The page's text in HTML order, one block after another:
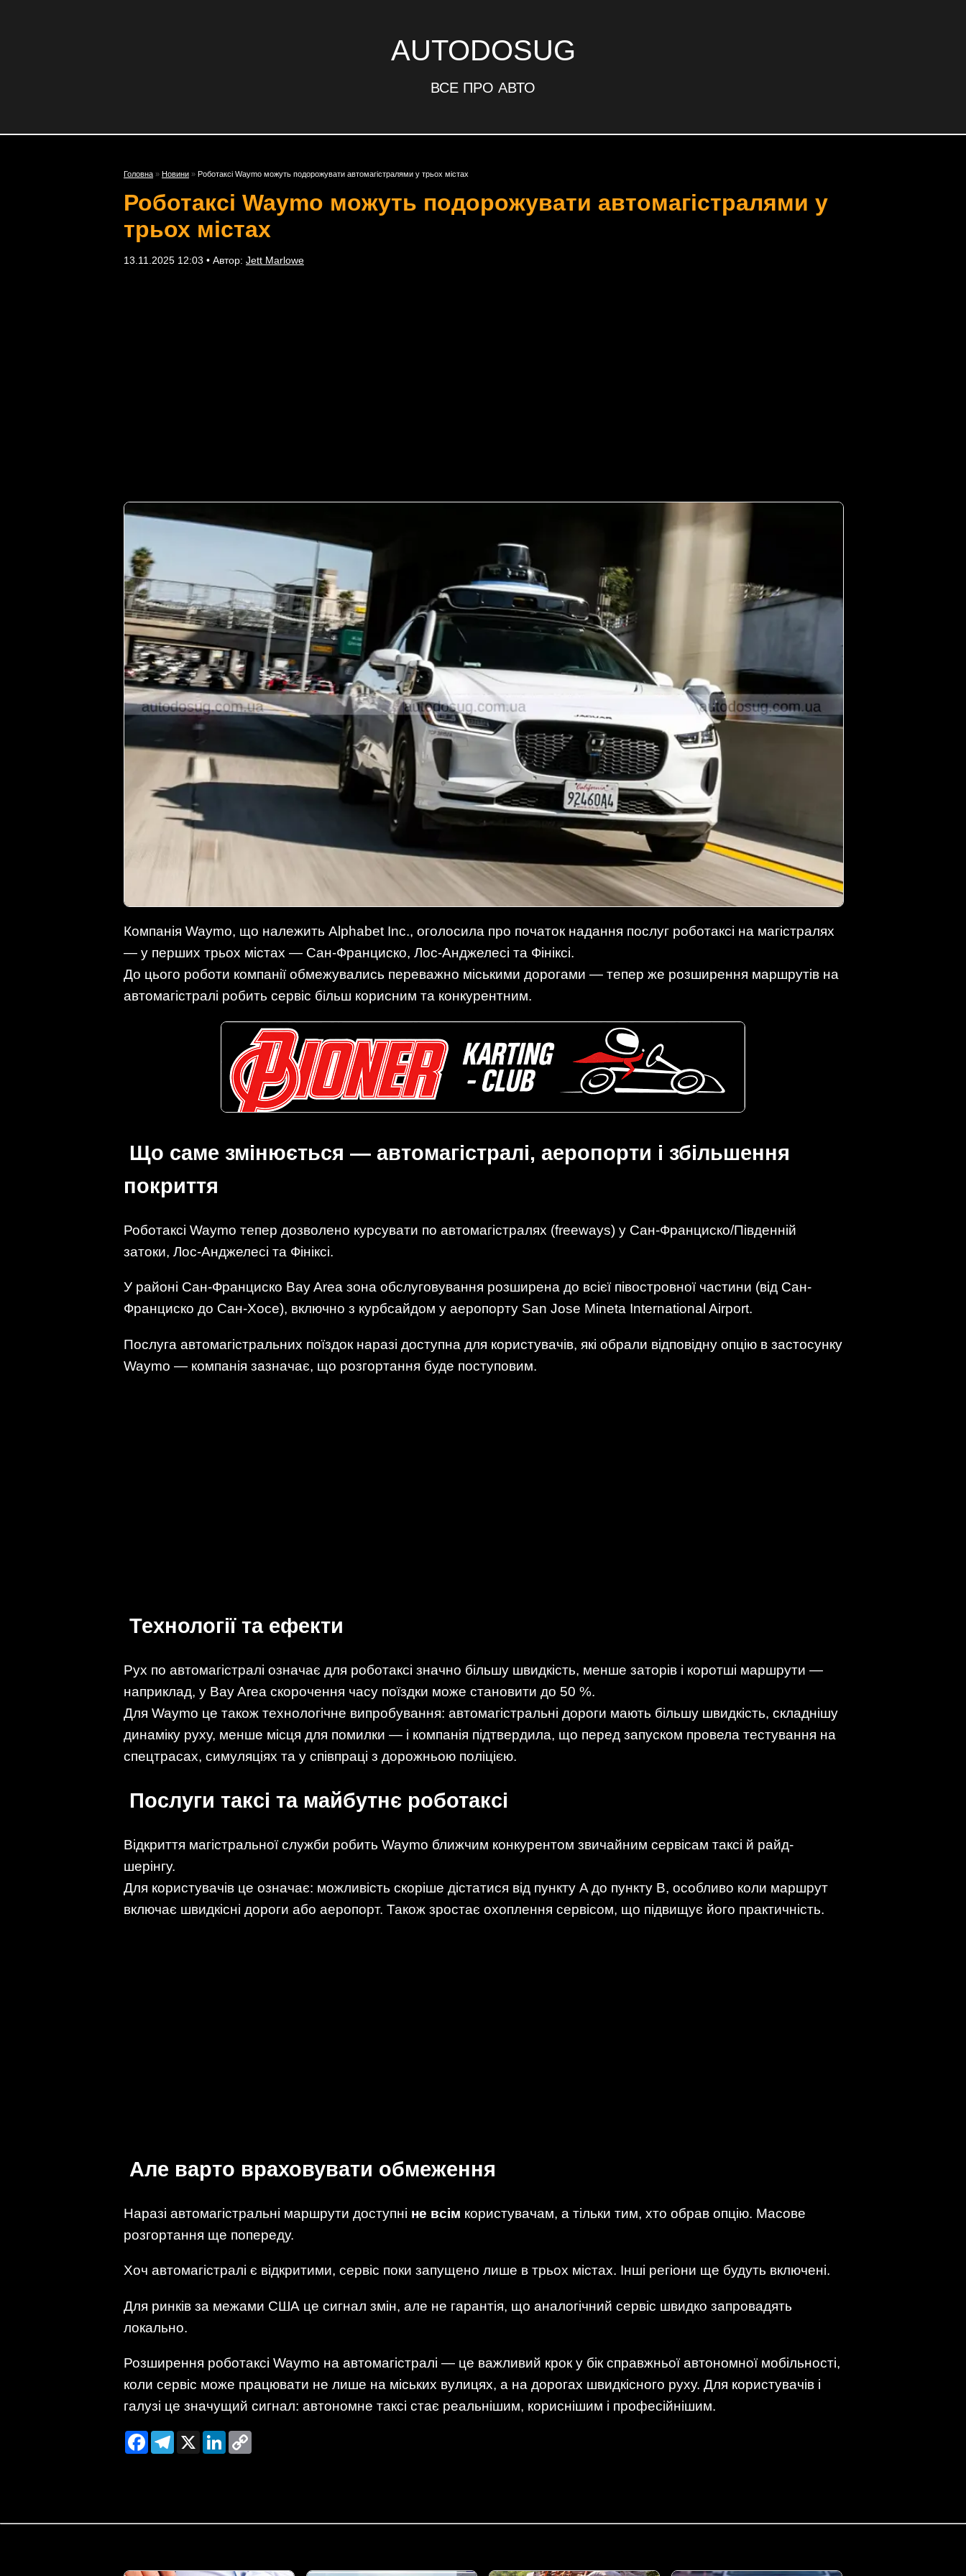
AUTODOSUG
ВСЕ ПРО АВТО
Головна » Новини » Роботаксі Waymo можуть подорожувати автомагістралями у трьох містах
Роботаксі Waymo можуть подорожувати автомагістралями у
трьох містах
13.11.2025 12:03 • Автор: Jett Marlowe
Компанія Waymo, що належить Alphabet Inc., оголосила про початок надання послуг роботаксі на магістралях
— у перших трьох містах — Сан-Франциско, Лос-Анджелесі та Фініксі.
До цього роботи компанії обмежувались переважно міськими дорогами — тепер же розширення маршрутів на
автомагістралі робить сервіс більш корисним та конкурентним.
Що саме змінюється — автомагістралі, аеропорти і збільшення
покриття
Роботаксі Waymo тепер дозволено курсувати по автомагістралях (freeways) у Сан-Франциско/Південній
затоки, Лос-Анджелесі та Фініксі.
У районі Сан-Франциско Bay Area зона обслуговування розширена до всієї півостровної частини (від Сан-
Франциско до Сан-Хосе), включно з курбсайдом у аеропорту San Jose Mineta International Airport.
Послуга автомагістральних поїздок наразі доступна для користувачів, які обрали відповідну опцію в застосунку
Waymo — компанія зазначає, що розгортання буде поступовим.
Технології та ефекти
Рух по автомагістралі означає для роботаксі значно більшу швидкість, менше заторів і коротші маршрути —
наприклад, у Bay Area скорочення часу поїздки може становити до 50 %.
Для Waymo це також технологічне випробування: автомагістральні дороги мають більшу швидкість, складнішу
динаміку руху, менше місця для помилки — і компанія підтвердила, що перед запуском провела тестування на
спецтрасах, симуляціях та у співпраці з дорожньою поліцією.
Послуги таксі та майбутнє роботаксі
Відкриття магістральної служби робить Waymo ближчим конкурентом звичайним сервісам таксі й райд-
шерінгу.
Для користувачів це означає: можливість скоріше дістатися від пункту A до пункту B, особливо коли маршрут
включає швидкісні дороги або аеропорт. Також зростає охоплення сервісом, що підвищує його практичність.
Але варто враховувати обмеження
Наразі автомагістральні маршрути доступні не всім користувачам, а тільки тим, хто обрав опцію. Масове
розгортання ще попереду.
Хоч автомагістралі є відкритими, сервіс поки запущено лише в трьох містах. Інші регіони ще будуть включені.
Для ринків за межами США це сигнал змін, але не гарантія, що аналогічний сервіс швидко запровадять
локально.
Розширення роботаксі Waymo на автомагістралі — це важливий крок у бік справжньої автономної мобільності,
коли сервіс може працювати не лише на міських вулицях, а на дорогах швидкісного руху. Для користувачів і
галузі це значущий сигнал: автономне таксі стає реальнішим, кориснішим і професійнішим.
FacebookTelegram
X LinkedIn